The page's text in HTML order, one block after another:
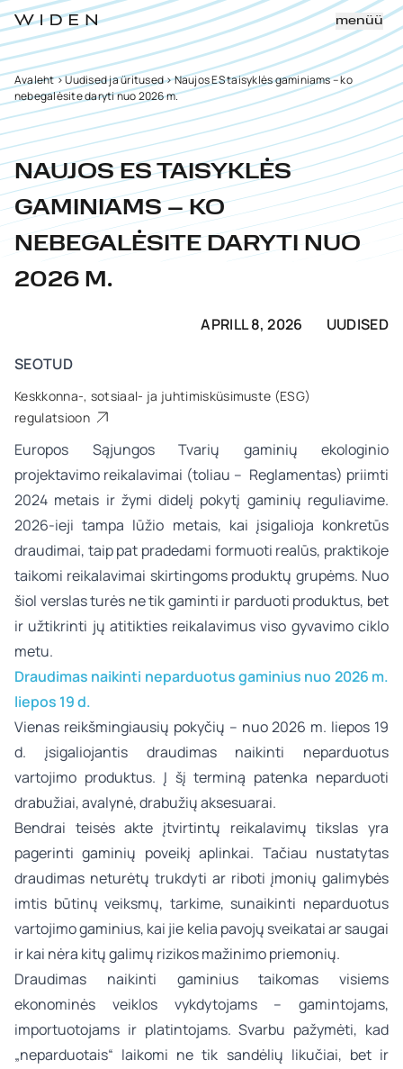
menüü
Avaleht>Uudised ja üritused>Naujos ES taisyklės gaminiams – ko
nebegalėsite daryti nuo 2026 m.
NAUJOS ES TAISYKLĖS
GAMINIAMS – KO
NEBEGALĖSITE DARYTI NUO
2026 M.
APRILL 8, 2026
UUDISED
SEOTUD
Keskkonna-, sotsiaal- ja juhtimisküsimuste (ESG)
regulatsioon
Europos Sąjungos Tvarių gaminių ekologinio
projektavimo reikalavimai (toliau – Reglamentas) priimti
2024 metais ir žymi didelį pokytį gaminių reguliavime.
2026-ieji tampa lūžio metais, kai įsigalioja konkretūs
draudimai, taip pat pradedami formuoti realūs, praktikoje
taikomi reikalavimai skirtingoms produktų grupėms. Nuo
šiol verslas turės ne tik gaminti ir parduoti produktus, bet
ir užtikrinti jų atitikties reikalavimus viso gyvavimo ciklo
metu.
Draudimas naikinti neparduotus gaminius nuo 2026 m.
liepos 19 d.
Vienas reikšmingiausių pokyčių – nuo 2026 m. liepos 19
d. įsigaliojantis draudimas naikinti neparduotus
vartojimo produktus. Į šį terminą patenka neparduoti
drabužiai, avalynė, drabužių aksesuarai.
Bendrai teisės akte įtvirtintų reikalavimų tikslas yra
pagerinti gaminių poveikį aplinkai. Tačiau nustatytas
draudimas neturėtų trukdyti ar riboti įmonių galimybės
imtis būtinų veiksmų, tarkime, sunaikinti neparduotus
vartojimo gaminius, kai jie kelia pavojų sveikatai ar saugai
ir kai nėra kitų galimų rizikos mažinimo priemonių.
Draudimas naikinti gaminius taikomas visiems
ekonominės veiklos vykdytojams – gamintojams,
importuotojams ir platintojams. Svarbu pažymėti, kad
„neparduotais“ laikomi ne tik sandėlių likučiai, bet ir